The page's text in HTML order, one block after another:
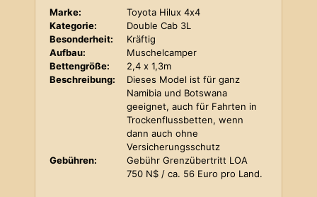
Marke:
Toyota Hilux 4x4
Kategorie:
Double Cab 3L
Besonderheit:
Kräftig
Aufbau:
Muschelcamper
Bettengröße:
2,4 x 1,3m
Beschreibung:
Dieses Model ist für ganz
Namibia und Botswana
geeignet, auch für Fahrten in
Trockenflussbetten, wenn
dann auch ohne
Versicherungsschutz
Gebühren:
Gebühr Grenzübertritt LOA
750 N$ / ca. 56 Euro pro Land.